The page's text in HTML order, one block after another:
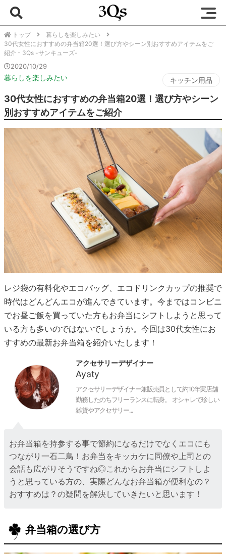
トップ
暮らしを楽しみたい
30代女性におすすめの弁当箱20選！選び方やシーン別おすすめアイテムをご
紹介 - 3Qs -サンキューズ-
2020/10/29
暮らしを楽しみたい キッチン用品
30代女性におすすめの弁当箱20選！選び方やシーン
別おすすめアイテムをご紹介
レジ袋の有料化やエコバッグ、エコドリンクカップの推奨で
時代はどんどんエコが進んできています。今まではコンビニ
でお昼ご飯を買っていた方もお弁当にシフトしようと思って
いる方も多いのではないでしょうか。今回は30代女性にお
すすめの最新お弁当箱を紹介いたします！
アクセサリーデザイナー
Ayaty
アクセサリーデザイナー兼販売員として約10年実店舗
勤務したのちフリーランスに転身。 オシャレで珍しい
雑貨やアクセサリー...
お弁当箱を持参する事で節約になるだけでなくエコにも
つながり一石二鳥！お弁当をキッカケに同僚や上司との
会話も広がりそうですね◎これからお弁当にシフトしよ
うと思っている方の、実際どんなお弁当箱が便利なの？
おすすめは？の疑問を解決していきたいと思います！
弁当箱の選び方